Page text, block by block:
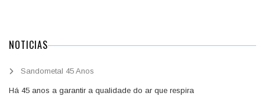
NOTICIAS
Sandometal 45 Anos
Há 45 anos a garantir a qualidade do ar que respira